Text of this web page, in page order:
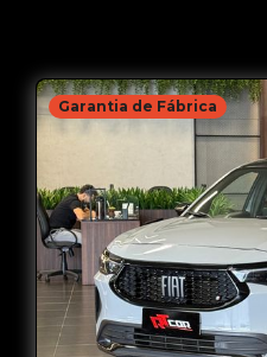
Garantia de Fábrica